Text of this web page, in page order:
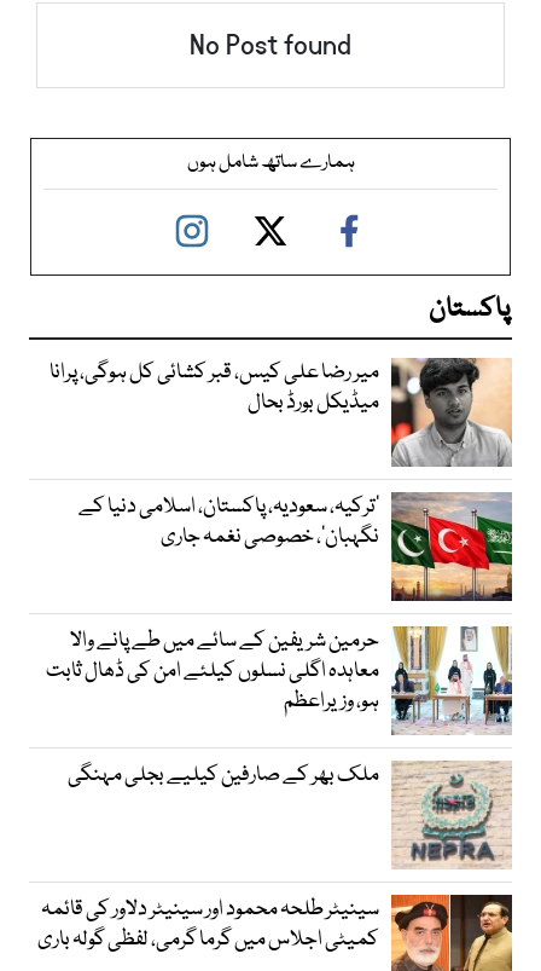
No Post found
ہمارے ساتھ شامل ہوں
پاکستان
میر رضا علی کیس، قبر کشائی کل ہوگی، پرانا
میڈیکل بورڈ بحال
‘ترکیہ، سعودیہ، پاکستان، اسلامی دنیا کے
نگہبان’، خصوصی نغمہ جاری
حرمین شریفین کے سائے میں طے پانے والا
معاہدہ اگلی نسلوں کیلئے امن کی ڈھال ثابت
ہو، وزیراعظم
ملک بھر کے صارفین کیلیے بجلی مہنگی
سینیٹر طلحہ محمود اور سینیٹر دلاور کی قائمہ
کمیٹی اجلاس میں گرما گرمی، لفظی گولہ باری